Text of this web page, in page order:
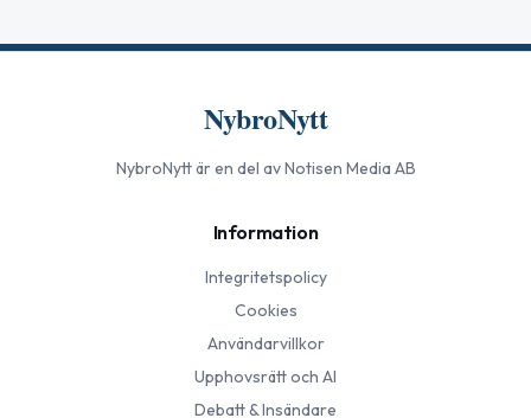
NybroNytt
NybroNyttär en del av Notisen Media AB
Information
Integritetspolicy
Cookies
Användarvillkor
Upphovsrätt och AI
Debatt & Insändare